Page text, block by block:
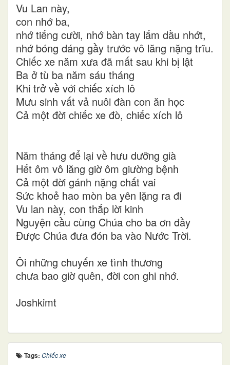
Vu Lan này,
con nhớ ba,
nhớ tiếng cười, nhớ bàn tay lấm dầu nhớt,
nhớ bóng dáng gầy trước vô lăng nặng trĩu.
Chiếc xe năm xưa đã mất sau khi bị lật
Ba ở tù ba năm sáu tháng
Khi trở về với chiếc xích lô
Mưu sinh vất vả nuôi đàn con ăn học
Cả một đời chiếc xe đò, chiếc xích lô
Năm tháng để lại về hưu dưỡng già
Hết ôm vô lăng giờ ôm giường bệnh
Cả một đời gánh nặng chất vai
Sức khoẻ hao mòn ba yên lặng ra đi
Vu lan này, con thắp lời kinh
Nguyện cầu cùng Chúa cho ba ơn đầy
Được Chúa đưa đón ba vào Nước Trời.
Ôi những chuyến xe tình thương
chưa bao giờ quên, đời con ghi nhớ.
Joshkimt
Tags: Chiếc xe